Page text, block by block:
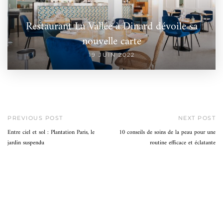
Restaurant La Vallée à Dinard dévoile sa
nouvelle carte
19 JUIN 2022
PREVIOUS POST
Entre ciel et sol : Plantation Paris, le
jardin suspendu
NEXT POST
10 conseils de soins de la peau pour une
routine efficace et éclatante